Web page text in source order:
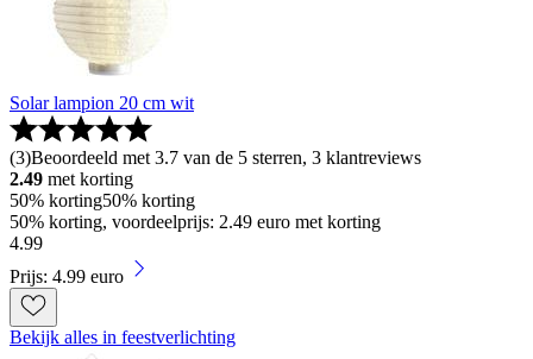
Solar lampion 20 cm wit
(3)Beoordeeld met 3.7 van de 5 sterren, 3 klantreviews
2.49 met korting
50% korting50% korting
50% korting, voordeelprijs: 2.49 euro met korting
4.99
Prijs: 4.99 euro
Bekijk alles in feestverlichting